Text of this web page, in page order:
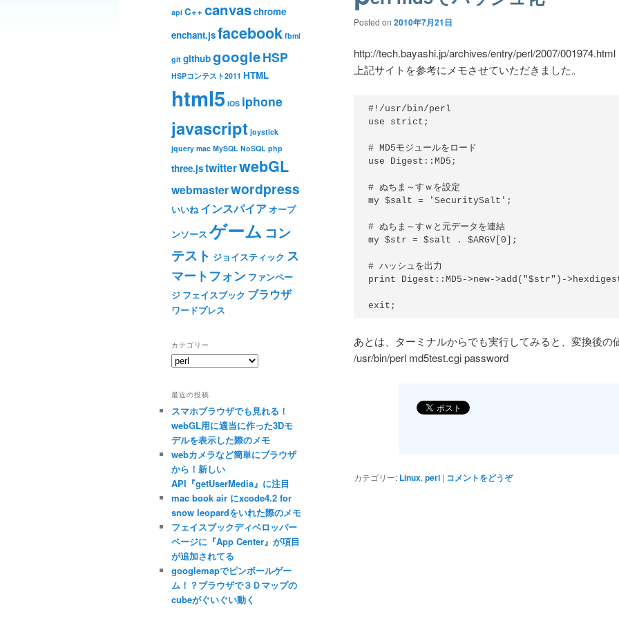
Posted on 2010年7月21日
http://tech.bayashi.jp/archives/entry/perl/2007/001974.html
上記サイトを参考にメモさせていただきました。
#!/usr/bin/perl
use strict;
# MD5モジュールをロード
use Digest::MD5;
# ぬちま～すｗを設定
my $salt = 'SecuritySalt';
# ぬちま～すｗと元データを連結
my $str = $salt . $ARGV[0];
# ハッシュを出力
print Digest::MD5->new->add("$str")-
あとは、ターミナルからでも実行してみると、変換後の
/usr/bin/perl md5test.cgi password
カテゴリー: Linux, perl | コメントをどうぞ
api C++ canvaschrome
enchant.jsfacebook fbml
git githubgoogleHSP
HSPコンテスト2011 HTML
html5 iOS iphone
javascript joystick
jquery mac MySQL NoSQL php
three.jstwitterwebGL
webmasterwordpress
いいね インスパイアオープ
ンソース ゲーム コン
テスト ジョイスティック ス
マートフォン ファンペー
ジ フェイスブック ブラウザ
ワードプレス
カテゴリー
カ
リ
ー
最近の投稿
スマホブラウザでも見れる！
webGL用に適当に作った3Dモ
デルを表示した際のメモ
webカメラなど簡単にブラウザ
から！新しい
API『getUserMedia』に注目
mac book air にxcode4.2 for
snow leopardをいれた際のメモ
フェイスブックディベロッパー
ページに『App Center』が項目
が追加されてる
googlemapでピンボールゲー
ム！？ブラウザで３Ｄマップの
cubeがぐいぐい動く